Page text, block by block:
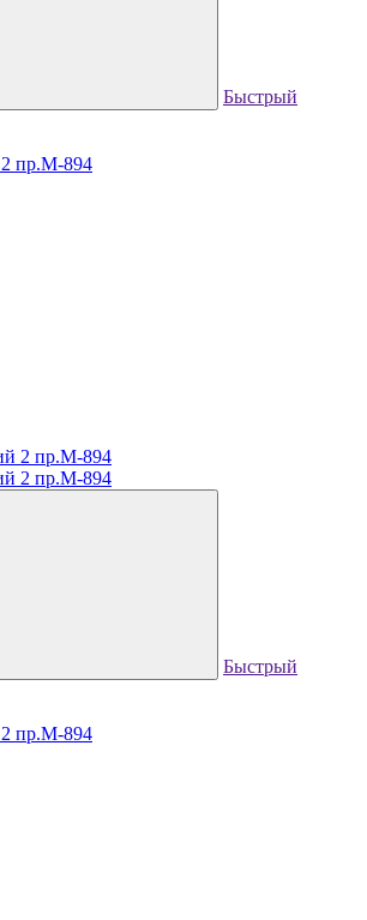
Быстрый
пр.М-894
Быстрый
пр.М-894